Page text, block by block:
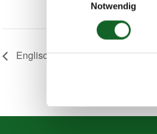
Notwendig
Englisch-Sprachwoche